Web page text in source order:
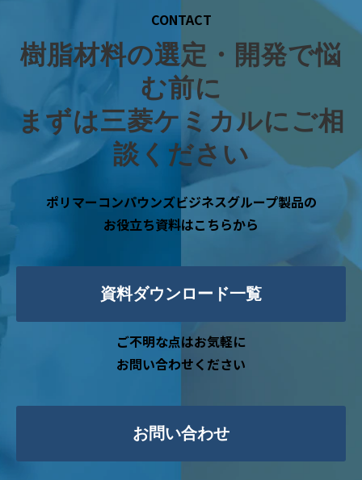
CONTACT
樹脂材料の選定・開発で悩
む前に
まずは三菱ケミカルにご相
談ください
ポリマーコンパウンズビジネスグループ製品の
お役立ち資料はこちらから
資料ダウンロード一覧
ご不明な点はお気軽に
お問い合わせください
お問い合わせ